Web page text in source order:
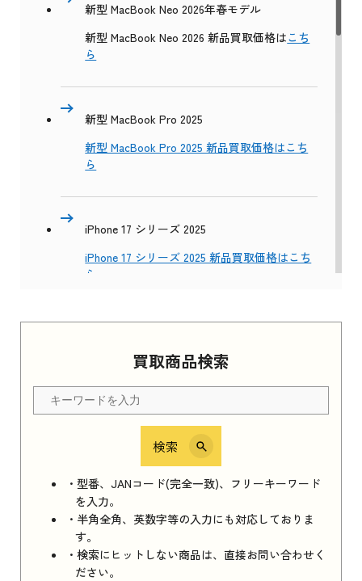
買取商品検索
検索
・型番、JANコード(完全一致)、フリーキーワード
を入力。
・半角全角、英数字等の入力にも対応しておりま
す。
・検索にヒットしない商品は、直接お問い合わせく
ださい。
新型 MacBook Neo 2026年春モデル
新型 MacBook Neo 2026 新品買取価格はこち
ら
新型 MacBook Pro 2025
新型 MacBook Pro 2025 新品買取価格はこち
ら
iPhone 17 シリーズ 2025
iPhone 17 シリーズ 2025 新品買取価格はこち
ら
Apple Watch Series 11 2025 新品買取価格はこ
ちら
iPhone 16e シリーズ 2025
iPhone 16e シリーズ 2025 新品買取価格はこち
ら
iPad 11インチ 2025年春モデル